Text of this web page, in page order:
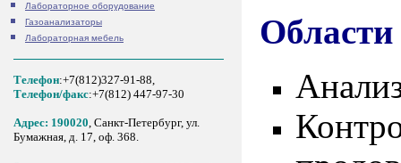
Лабораторное оборудование
Газоанализаторы
Лабораторная мебель
Телефон:+7(812)327-91-88,
Tелефон/факс:+7(812) 447-97-30
Адрес: 190020, Санкт-Петербург, ул.
Бумажная, д. 17, оф. 368.